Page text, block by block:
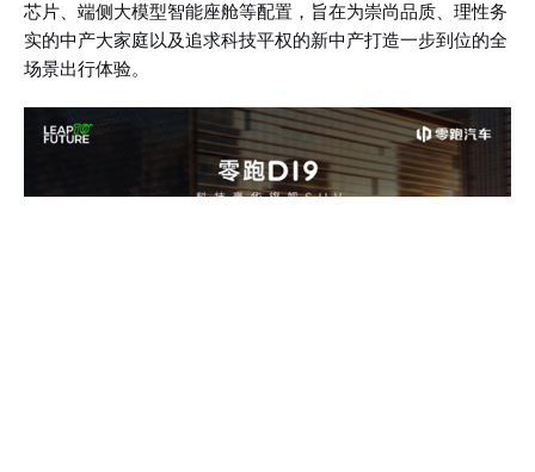
芯片、端侧大模型智能座舱等配置，旨在为崇尚品质、理性务
实的中产大家庭以及追求科技平权的新中产打造一步到位的全
场景出行体验。